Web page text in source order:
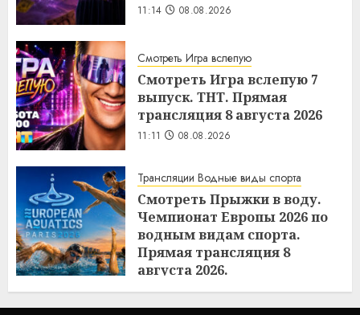
11:14 08.08.2026
Смотреть Игра вслепую
Смотреть Игра вслепую 7
выпуск. ТНТ. Прямая
трансляция 8 августа 2026
11:11 08.08.2026
Трансляции Водные виды спорта
Смотреть Прыжки в воду.
Чемпионат Европы 2026 по
водным видам спорта.
Прямая трансляция 8
августа 2026.
10:50 08.08.2026